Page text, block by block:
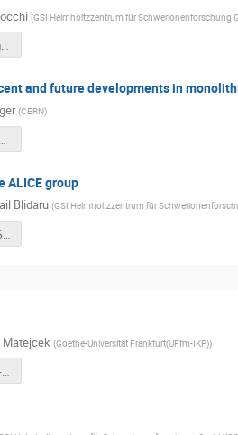
(GSI Helmholtzzentrum für Schwerionenforschung
PixelPlatform_sma_March2026.pdf
and future developments in
(CERN)
ALICE3-final.pdf
ALICE group
Blidaru (GSI Helmholtzzentrum für
mb_pxplatformGSI_mar26.pdf
Matejcek (Goethe-Universität Frankfurt(UFfm-IKP))
2026-03-23_CBM-Pixels_FMatejcek.pdf